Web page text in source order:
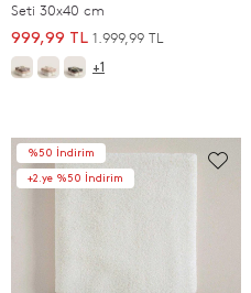
Seti 30x40 cm
999,99 TL 1.999,99 TL
+1
%50 İndirim
+2.ye %50 İndirim